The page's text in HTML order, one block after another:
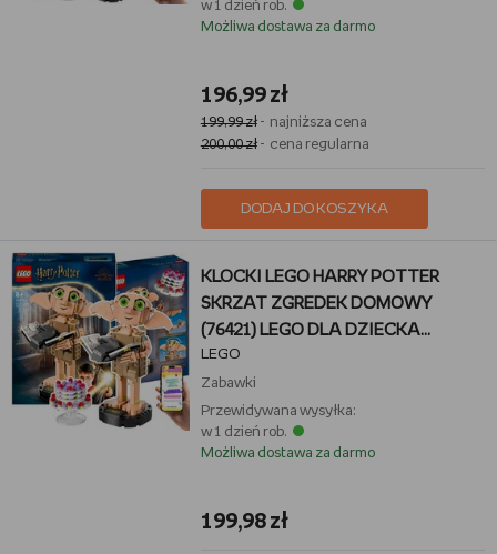
w 1 dzień rob.
Możliwa dostawa za darmo
196,99 zł
199,99 zł- najniższa cena
200,00 zł- cena regularna
DODAJ DO KOSZYKA
KLOCKI LEGO HARRY POTTER
SKRZAT ZGREDEK DOMOWY
(76421) LEGO DLA DZIECKA
CHŁOPCA SYNA + EBOOK
LEGO
Zabawki
Przewidywana wysyłka:
w 1 dzień rob.
Możliwa dostawa za darmo
199,98 zł